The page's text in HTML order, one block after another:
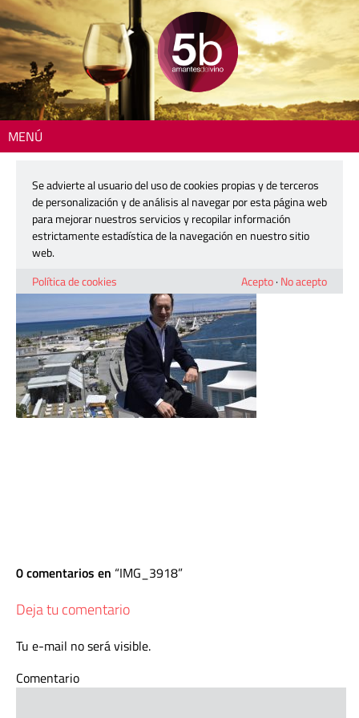
MENÚ
IMG_3918
5 junio, 2017
0 comentarios en IMG_3918
Deja tu comentario
Tu e-mail no será visible.
Comentario
Se advierte al usuario del uso de cookies propias y de terceros
de personalización y de análisis al navegar por esta página web
para mejorar nuestros servicios y recopilar información
estrictamente estadística de la navegación en nuestro sitio
web.
Política de cookies
Acepto· No acepto